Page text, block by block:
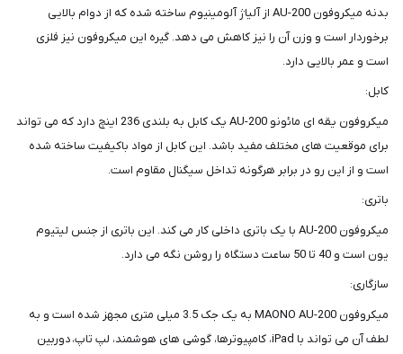
بدنه میکروفون AU-200 از آلیاژ آلومینیوم ساخته شده که از دوام بالایی
برخوردار است و وزن آن را نیز کاهش می‌ دهد. گیره این میکروفون نیز فلزی
است و عمر بالایی دارد.
کابل:
میکروفون یقه ای مائونو AU-200 یک کابل به بلندی 236 اینچ دارد که می‌ تواند
برای موقعیت‌ های مختلف مفید باشد. این کابل از مواد باکیفیت ساخته شده
است و از این رو در برابر هرگونه تداخل سیگنال مقاوم است.
باتری:
میکروفون AU-200 با یک باتری داخلی کار می ‌کند. این باتری از جنس لیتیوم
یون است و 40 تا 50 ساعت دستگاه را روشن نگه می ‌دارد.
سازگاری:
میکروفون MAONO AU-200 به یک جک 3.5 میلی متری مجهز شده است و به
لطف آن می‌ تواند با iPad، کامپیوترها، گوشی ‌های هوشمند، لپ تاپ، دوربین‌